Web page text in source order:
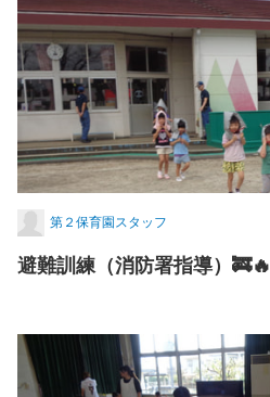
第２保育園スタッフ
避難訓練（消防署指導）🚒🔥